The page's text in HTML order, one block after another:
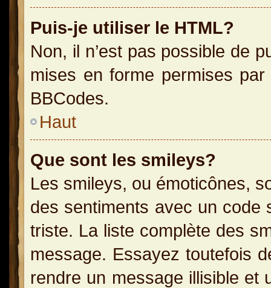
Puis-je utiliser le HTML?
Non, il n’est pas possible de
mises en forme permises
BBCodes.
Haut
Que sont les smileys?
Les smileys, ou émoticônes,
des sentiments avec un code
triste. La liste complète des
message. Essayez toutefois
rendre un message illisible et